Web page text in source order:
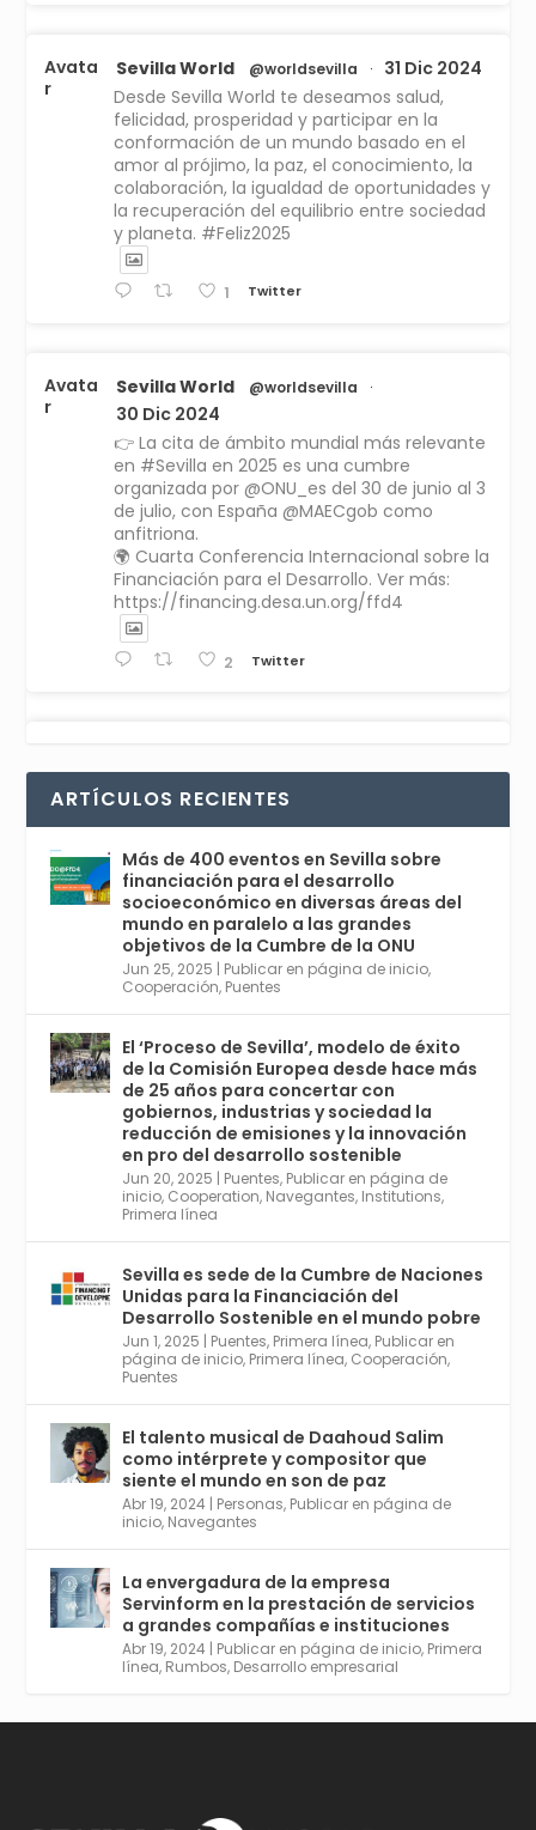
Avata
r
Sevilla World @worldsevilla ·
31 Dic 2024
Desde Sevilla World te deseamos salud,
felicidad, prosperidad y participar en la
conformación de un mundo basado en el
amor al prójimo, la paz, el conocimiento, la
colaboración, la igualdad de oportunidades y
la recuperación del equilibrio entre sociedad
y planeta. #Feliz2025
1 Twitter
Avata
r
Sevilla World @worldsevilla ·
30 Dic 2024
👉 La cita de ámbito mundial más relevante
en #Sevilla en 2025 es una cumbre
organizada por @ONU_es del 30 de junio al 3
de julio, con España @MAECgob como
anfitriona.
🌍 Cuarta Conferencia Internacional sobre la
Financiación para el Desarrollo. Ver más:
https://financing.desa.un.org/ffd4
2 Twitter
r
comienza en Sevilla este lunes 2 con la
Conferencia Internacional sobre Catálisis, y
con el Congreso de Parasitología. Del día 3 al
6, Congreso de Metodología de Ciencias
Sociales y la Salud; y los días 5 y 6 Jornadas
de Economía Industrial.
4
1 2 Twitter
Avata
r
Sevilla World @worldsevilla ·
21 May 2024
Conoce a @mvbim, la empresa sevillana
que ha sido pionera en España en el uso de
la tecnología BIM para digitalizar e
industrializar la arquitectura y la
construcción. Ver su dimensión
internacional en el reportaje de
@juanluispavon1 en @elCorreoWeb :
https://tinyurl.com/yfa2h55p
2 6 Twitter
Avata
Sevilla World @worldsevilla ·
30 Abr 2024
Aprovéchalo si vives en Sevilla capital o
provincia. Curso gratuito en Internet de las
Cosas, Inteligencia Artificial y Smart Cities
plazo acaba el 2 de mayo. Dota de gran
empleabilidad. Ver y enlace a inscripción:
https://tinyurl.com/yu5xhwjr
ARTÍCULOS RECIENTES
Más de 400 eventos en Sevilla sobre
financiación para el desarrollo
socioeconómico en diversas áreas del
mundo en paralelo a las grandes
objetivos de la Cumbre de la ONU
Jun 25, 2025 | Publicar en página de inicio,
Cooperación, Puentes
El ‘Proceso de Sevilla’, modelo de éxito
de la Comisión Europea desde hace más
de 25 años para concertar con
gobiernos, industrias y sociedad la
reducción de emisiones y la innovación
en pro del desarrollo sostenible
Jun 20, 2025 | Puentes, Publicar en página de
inicio, Cooperation, Navegantes, Institutions,
Primera línea
Sevilla es sede de la Cumbre de Naciones
Unidas para la Financiación del
Desarrollo Sostenible en el mundo pobre
Jun 1, 2025 | Puentes, Primera línea, Publicar en
página de inicio, Primera línea, Cooperación,
Puentes
El talento musical de Daahoud Salim
como intérprete y compositor que
siente el mundo en son de paz
Abr 19, 2024 | Personas, Publicar en página de
inicio, Navegantes
La envergadura de la empresa
Servinform en la prestación de servicios
a grandes compañías e instituciones
Abr 19, 2024 | Publicar en página de inicio, Primera
línea, Rumbos, Desarrollo empresarial